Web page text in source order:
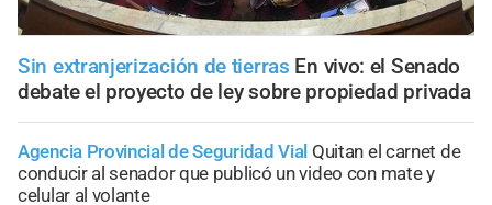
Sin extranjerización de tierras En vivo: el Senado
debate el proyecto de ley sobre propiedad privada
Agencia Provincial de Seguridad Vial Quitan el carnet de
conducir al senador que publicó un video con mate y
celular al volante